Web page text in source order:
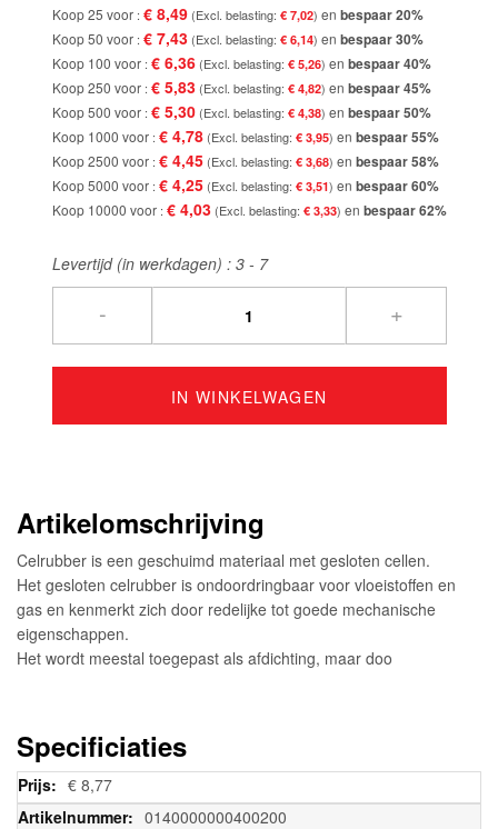
Koop 25 voor € 8,49 € 7,02 en bespaar20%
Koop 50 voor € 7,43 € 6,14 en bespaar30%
Koop 100 voor € 6,36 € 5,26 en bespaar40%
Koop 250 voor € 5,83 € 4,82 en bespaar45%
Koop 500 voor € 5,30 € 4,38 en bespaar50%
Koop 1000 voor € 4,78 € 3,95 en bespaar55%
Koop 2500 voor € 4,45 € 3,68 en bespaar58%
Koop 5000 voor € 4,25 € 3,51 en bespaar60%
Koop 10000 voor € 4,03 € 3,33 en bespaar62%
Levertijd (in werkdagen) : 3 - 7
- +
IN WINKELWAGEN
Artikelomschrijving
Celrubber is een geschuimd materiaal met gesloten cellen.
Het gesloten celrubber is ondoordringbaar voor vloeistoffen en
gas en kenmerkt zich door redelijke tot goede mechanische
eigenschappen.
Het wordt meestal toegepast als afdichting, maar doo
Specificiaties
Meer
informatie
€ 8,77
0140000000400200